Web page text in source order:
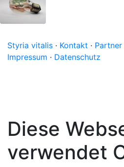
Styria vitalis · Kontakt · Partner
Impressum · Datenschutz
Diese
verwendet